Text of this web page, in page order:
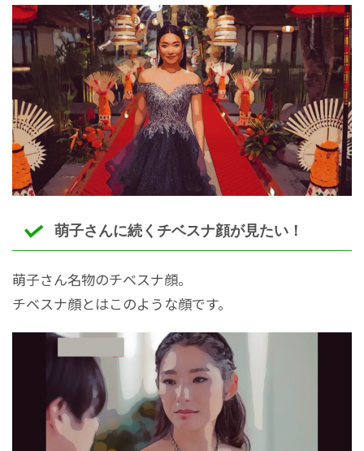
萌子さんに続くチベスナ顔が見たい！
萌子さん名物のチベスナ顔。
チベスナ顔とはこのような顔です。